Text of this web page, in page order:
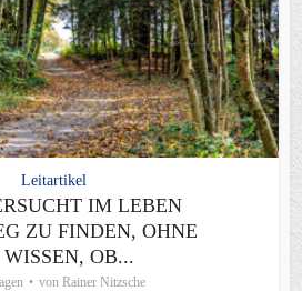
Leitartikel
IM LEBEN
ZU FINDEN, OHNE
OB...
von Rainer Nitzsche